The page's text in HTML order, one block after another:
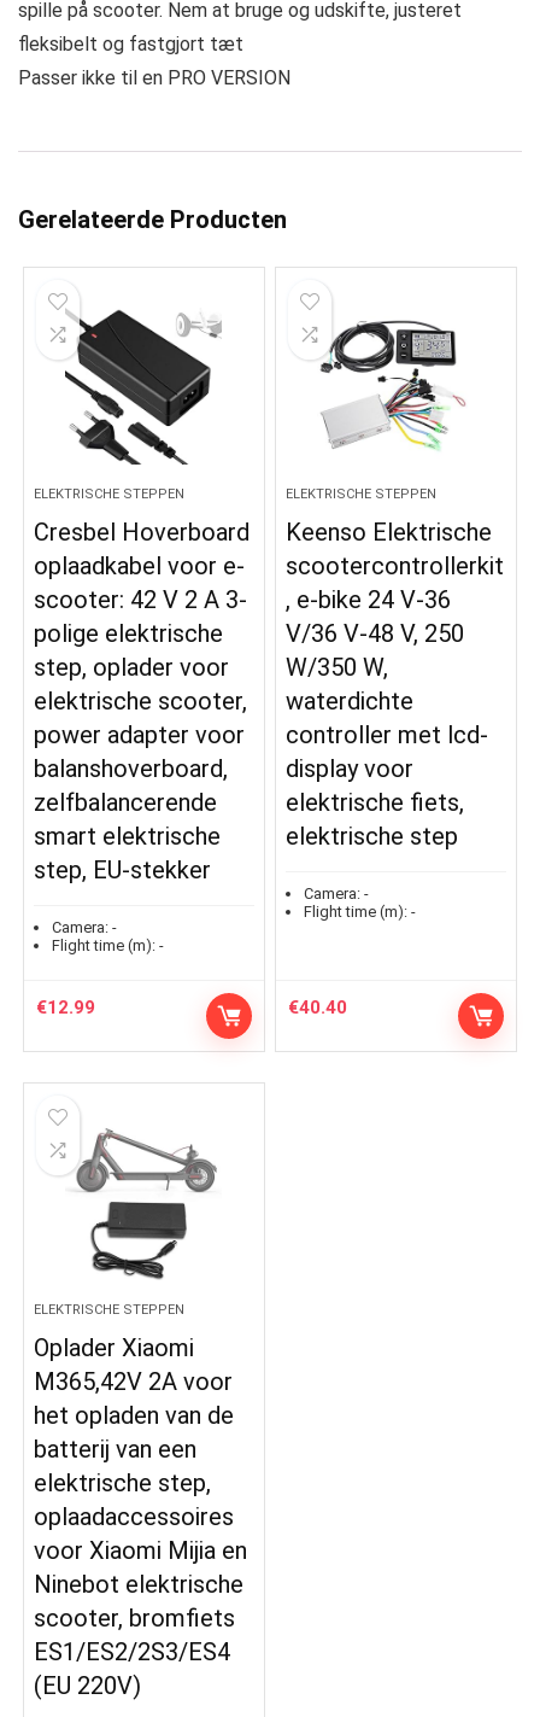
spille på scooter. Nem at bruge og udskifte, justeret
fleksibelt og fastgjort tæt
Passer ikke til en PRO VERSION
Gerelateerde Producten
ELEKTRISCHE STEPPEN
Cresbel Hoverboard
oplaadkabel voor e-
scooter: 42 V 2 A 3-
polige elektrische
step, oplader voor
elektrische scooter,
power adapter voor
balanshoverboard,
zelfbalancerende
smart elektrische
step, EU-stekker
Camera: -
Flight time (m): -
€12.99
ELEKTRISCHE STEPPEN
Keenso Elektrische
scootercontrollerkit
, e-bike 24 V-36
V/36 V-48 V, 250
W/350 W,
waterdichte
controller met lcd-
display voor
elektrische fiets,
elektrische step
Camera: -
Flight time (m): -
€40.40
ELEKTRISCHE STEPPEN
Oplader Xiaomi
M365,42V 2A voor
het opladen van de
batterij van een
elektrische step,
oplaadaccessoires
voor Xiaomi Mijia en
Ninebot elektrische
scooter, bromfiets
ES1/ES2/2S3/ES4
(EU 220V)